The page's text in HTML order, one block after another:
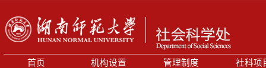
首页 机构设置 管理制度 社科项